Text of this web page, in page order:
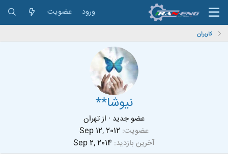
ورود عضویت
کاربران
نیوشا**
عضو جدید · ازتهران
عضویت Sep 12, 2012
آخرین بازدید Sep 2, 2014